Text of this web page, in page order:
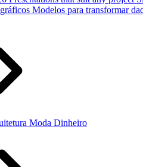
Modelos para transformar
Moda Dinheiro